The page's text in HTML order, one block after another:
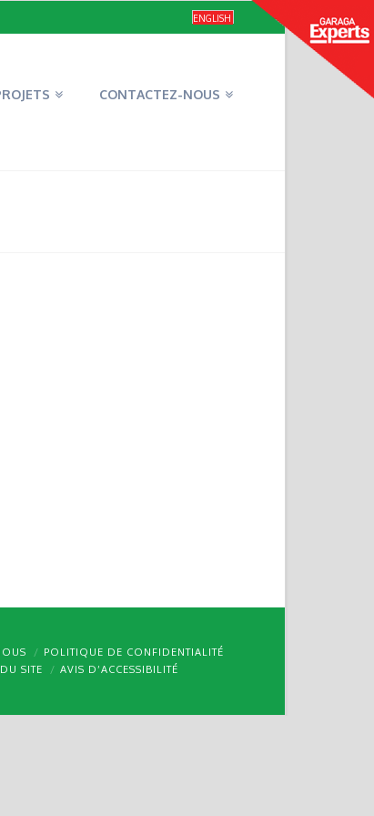
ENGLISH
CONTACTEZ-NOUS
POLITIQUE DE CONFIDENTIALITÉ
SITE AVIS D’ACCESSIBILITÉ